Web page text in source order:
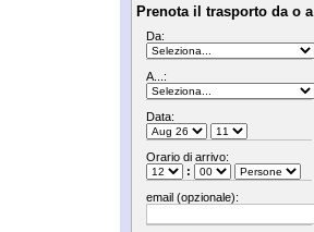
Prenota il trasporto da o a
Da:
A...:
Data:
Orario di arrivo:
:
email (opzionale):